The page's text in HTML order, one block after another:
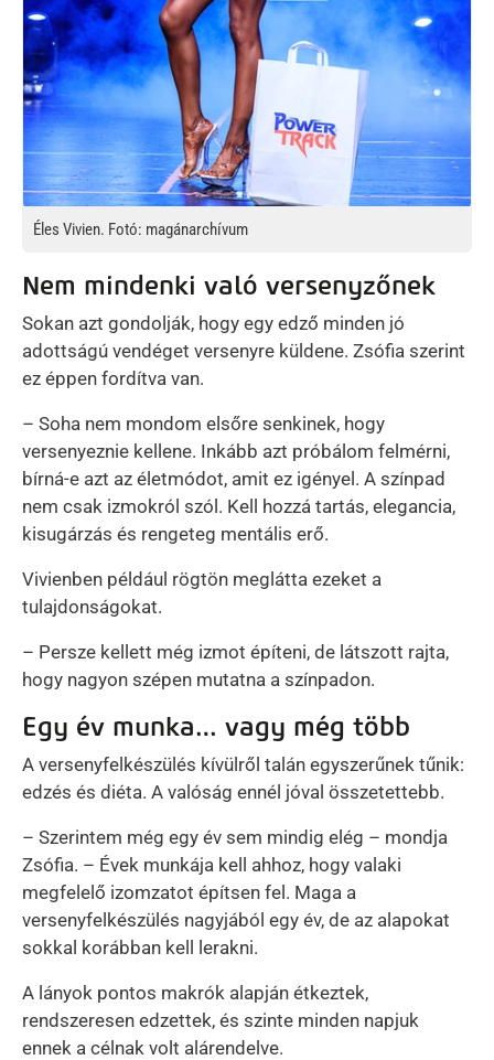
Éles Vivien. Fotó: magánarchívum
Nem mindenki való versenyzőnek
Sokan azt gondolják, hogy egy edző minden jó
adottságú vendéget versenyre küldene. Zsófia szerint
ez éppen fordítva van.
– Soha nem mondom elsőre senkinek, hogy
versenyeznie kellene. Inkább azt próbálom felmérni,
bírná-e azt az életmódot, amit ez igényel. A színpad
nem csak izmokról szól. Kell hozzá tartás, elegancia,
kisugárzás és rengeteg mentális erő.
Vivienben például rögtön meglátta ezeket a
tulajdonságokat.
– Persze kellett még izmot építeni, de látszott rajta,
hogy nagyon szépen mutatna a színpadon.
Egy év munka… vagy még több
A versenyfelkészülés kívülről talán egyszerűnek tűnik:
edzés és diéta. A valóság ennél jóval összetettebb.
– Szerintem még egy év sem mindig elég – mondja
Zsófia. – Évek munkája kell ahhoz, hogy valaki
megfelelő izomzatot építsen fel. Maga a
versenyfelkészülés nagyjából egy év, de az alapokat
sokkal korábban kell lerakni.
A lányok pontos makrók alapján étkeztek,
rendszeresen edzettek, és szinte minden napjuk
ennek a célnak volt alárendelve.